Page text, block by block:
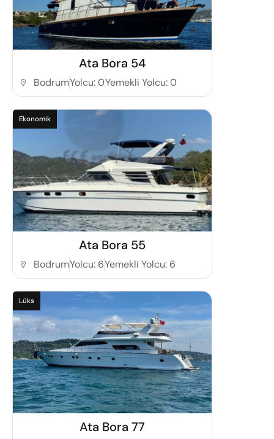
Detaylı İncele
Ata Bora 54
BodrumYolcu: 0Yemekli Yolcu: 0
Detaylı İncele
Ekonomik
Ata Bora 55
BodrumYolcu: 6Yemekli Yolcu: 6
Detaylı İncele
Lüks
Ata Bora 77